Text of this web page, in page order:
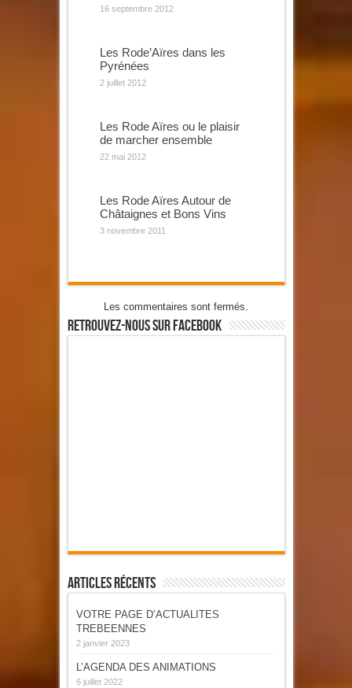
16 septembre 2012
Les Rode’Aïres dans les
Pyrénées
2 juillet 2012
Les Rode Aïres ou le plaisir
de marcher ensemble
22 mai 2012
Les Rode Aïres Autour de
Châtaignes et Bons Vins
3 novembre 2011
Les commentaires sont fermés.
Retrouvez-Nous Sur Facebook
Articles Récents
VOTRE PAGE D’ACTUALITES
TREBEENNES
2 janvier 2023
L’AGENDA DES ANIMATIONS
6 juillet 2022